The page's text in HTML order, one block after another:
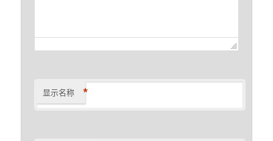
显示名称 *